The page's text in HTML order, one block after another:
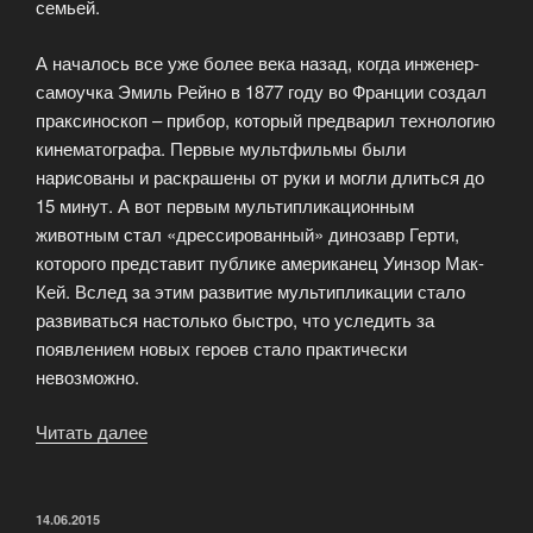
семьей.
А началось все уже более века назад, когда инженер-
самоучка Эмиль Рейно в 1877 году во Франции создал
праксиноскоп – прибор, который предварил технологию
кинематографа. Первые мультфильмы были
нарисованы и раскрашены от руки и могли длиться до
15 минут. А вот первым мультипликационным
животным стал «дрессированный» динозавр Герти,
которого представит публике американец Уинзор Мак-
Кей. Вслед за этим развитие мультипликации стало
развиваться настолько быстро, что уследить за
появлением новых героев стало практически
невозможно.
Читать далее
ОПУБЛИКОВАНО
14.06.2015